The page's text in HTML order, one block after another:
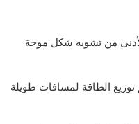
من تشويه شكل موجة
الطاقة لمسافات طويلة